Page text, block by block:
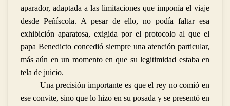
aparador, adaptada a las limitaciones que imponía el viaje
desde Peñíscola. A pesar de ello, no podía faltar esa
exhibición aparatosa, exigida por el protocolo al que el
papa Benedicto concedió siempre una atención particular,
más aún en un momento en que su legitimidad estaba en
tela de juicio.
Una precisión importante es que el rey no comió en
ese convite, sino que lo hizo en su posada y se presentó en